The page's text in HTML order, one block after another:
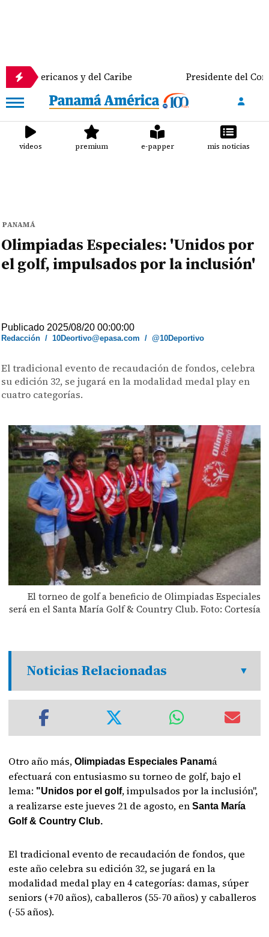
y del Caribe Presidente del Consejo
videos premium e-papper mis noticias
PANAMÁ
Olimpiadas Especiales: 'Unidos por
el golf, impulsados por la inclusión'
Publicado 2025/08/20 00:00:00
Redacción /10Deortivo@epasa.com /@10Deportivo
El tradicional evento de recaudación de fondos, celebra
su edición 32, se jugará en la modalidad medal play en
cuatro categorías.
El torneo de golf a beneficio de Olimpiadas Especiales
será en el Santa María Golf & Country Club. Foto: Cortesía
Noticias Relacionadas
Otro año más,Olimpiadas Especiales Panamá
efectuará con entusiasmo su torneo de golf, bajo el
lema: "Unidos por el golf, impulsados por la inclusión",
a realizarse este jueves 21 de agosto, enSanta María
Golf & Country Club.
El tradicional evento de recaudación de fondos, que
este año celebra su edición 32, se jugará en la
modalidad medal play en 4 categorías: damas, súper
seniors (+70 años), caballeros (55-70 años) y caballeros
(-55 años).